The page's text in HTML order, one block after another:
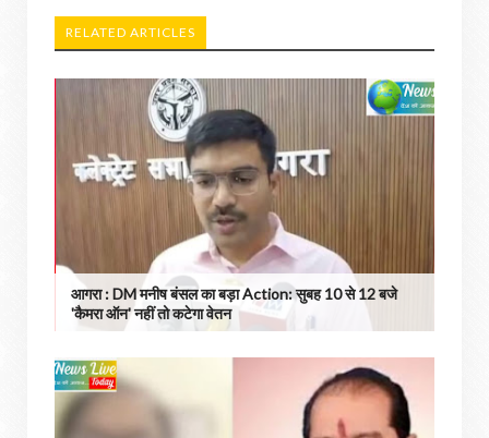
RELATED ARTICLES
आगरा : DM मनीष बंसल का बड़ा Action: सुबह 10 से 12 बजे
'कैमरा ऑन' नहीं तो कटेगा वेतन